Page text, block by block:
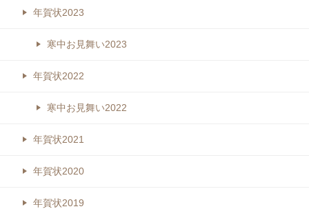
年賀状2023
寒中お見舞い2023
年賀状2022
寒中お見舞い2022
年賀状2021
年賀状2020
年賀状2019